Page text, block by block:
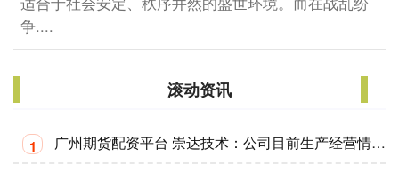
争....
滚动资讯
1 广州期货配资平台 崇达技术：公司目前生产经营情况一切正常